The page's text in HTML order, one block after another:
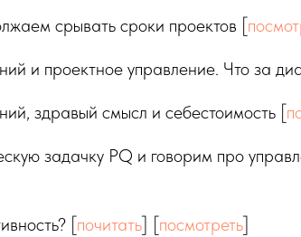
срывать сроки проектов [
и проектное управление. Что за
здравый смысл и себестоимость [
задачку PQ и говорим про
[почитать] [посмотреть]